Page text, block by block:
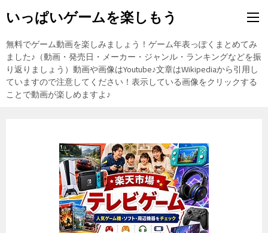
いっぱいゲームを楽しもう
無料でゲーム動画を楽しみましょう！ゲーム年表っぽくまとめてみ
ました♪（動画・発売日・メーカー・ジャンル・ランキングなどを振
り返りましょう）動画や画像はYoutube♪文章はWikipediaから引用し
ていますので注意してください！表示している画像をクリックする
ことで動画が楽しめますよ♪